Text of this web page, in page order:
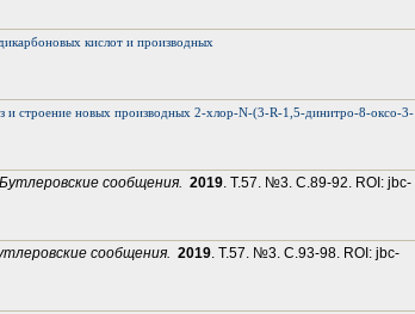
кислот и производных
и строение новых производных 2-хлор-N-(3-R-1,5-динитро-8-оксо-3-
сообщения. 2019. Т.57. №3. С.89-92. ROI: jbc-
сообщения. 2019. Т.57. №3. С.93-98. ROI: jbc-